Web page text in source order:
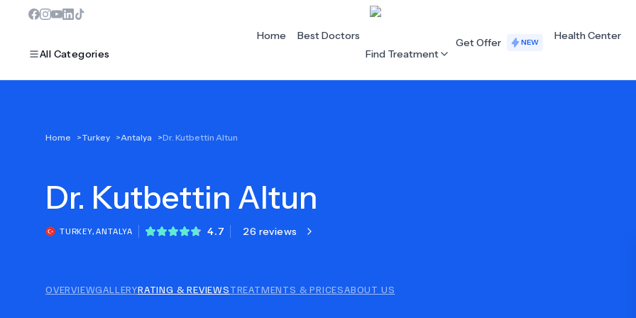
All Categories
Bariatric Surgery
Home
Best Doctors
Find Treatment
Get Offer NEW
Health Center
Home >Turkey >Antalya >Dr. Kutbettin Altun
Dr. Kutbettin Altun
TURKEY,ANTALYA 4.7 26 reviews
OVERVIEWGALLERYRATING & REVIEWSTREATMENTS & PRICESABOUT US